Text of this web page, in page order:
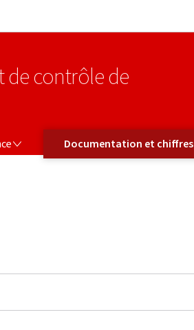
contrôle de
Documentation et chiffres